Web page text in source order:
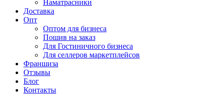
Наматрасники
Доставка
Опт
Оптом для бизнеса
Пошив на заказ
Для Гостиничного бизнеса
Для селлеров маркетплейсов
Франшиза
Отзывы
Блог
Контакты